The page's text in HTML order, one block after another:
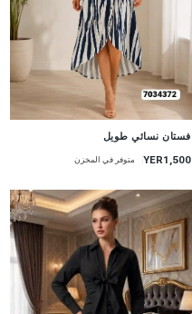
فستان نسائي طويل
YER1,500 متوفر في المخزن